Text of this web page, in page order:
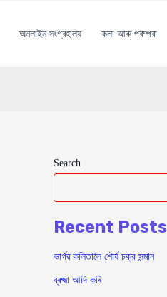
অনলাইন সংগ্ৰহালয় কলা আৰু পৰম্পৰা
Search
Recent Posts
ভাৰ্গৱ কলিতালৈ শৌর্য চক্র সন্মান
ব্ৰক্ষ্মা আদি কৰি